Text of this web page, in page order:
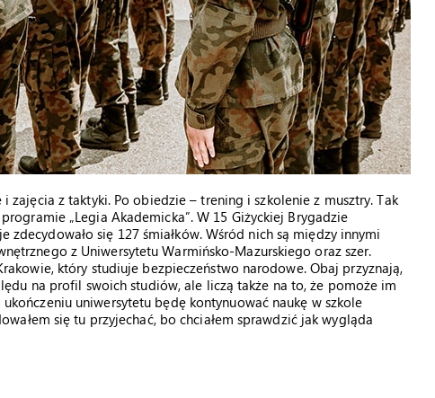
zajęcia z taktyki. Po obiedzie – trening i szkolenie z musztry. Tak
„Legia Akademicka”. W 15 Giżyckiej Brygadzie
się 127 śmiałków. Wśród nich są między innymi
z Uniwersytetu Warmińsko-Mazurskiego oraz szer.
który studiuje bezpieczeństwo narodowe. Obaj przyznają,
na profil swoich studiów, ale liczą także na to, że pomoże im
uniwersytetu będę kontynuować naukę w szkole
się tu przyjechać, bo chciałem sprawdzić jak wygląda